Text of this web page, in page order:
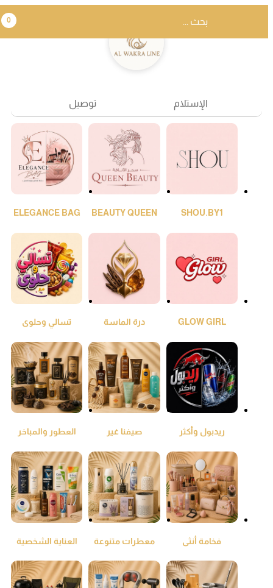
0
الإستلام توصيل
SHOU.BY1
BEAUTY QUEEN
ELEGANCE BAG
GLOW GIRL درة الماسة تسالي وحلوى
ريدبول وأكثر صيفنا غير
العطور والمباخر
فخامة أنثى
معطرات متنوعة
العناية الشخصية